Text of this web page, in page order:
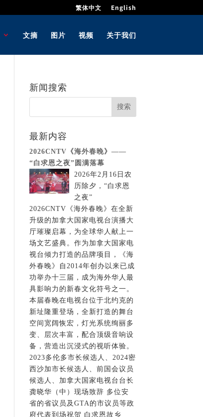
繁体中文 English
文摘 图片 视频 关于我们
新闻搜索
最新内容
2026CNTV《海外春晚》——
“白求恩之夜”圆满落幕
2026年2月16日农
历除夕，“白求恩
之夜”
2026CNTV《海外春晚》在全新
升级的加拿大国家电视台演播大
厅璀璨启幕，为全球华人献上一
场文艺盛典。作为加拿大国家电
视台倾力打造的品牌项目，《海
外春晚》自2014年创办以来已成
功举办十三届，成为海外华人最
具影响力的新春文化符号之一。
本届春晚在电视台位于北约克的
新址隆重登场，全新打造的舞台
空间宽阔恢宏，灯光系统绚丽多
变、层次丰富，配合顶级音响设
备，营造出沉浸式的视听体验。
2023多伦多市长候选人、2024密
西沙加市长候选人、前国会议员
候选人、加拿大国家电视台台长
龚晓华（中）现场致辞 多位安
省的省议员及GTA的市议员等政
府代表到场祝贺 白求恩故乡